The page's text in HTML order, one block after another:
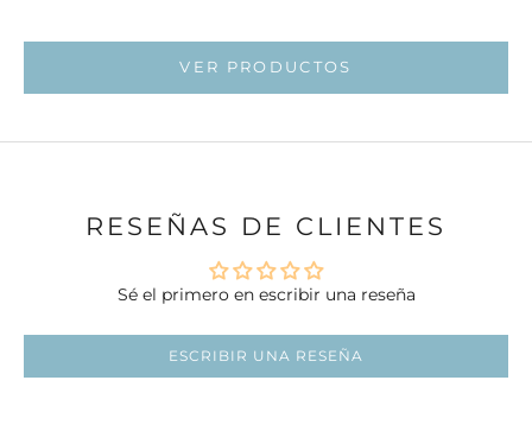
VER PRODUCTOS
RESEÑAS DE CLIENTES
Sé el primero en escribir una reseña
ESCRIBIR UNA RESEÑA